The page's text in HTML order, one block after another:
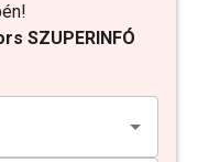
SZUPERINFÓ